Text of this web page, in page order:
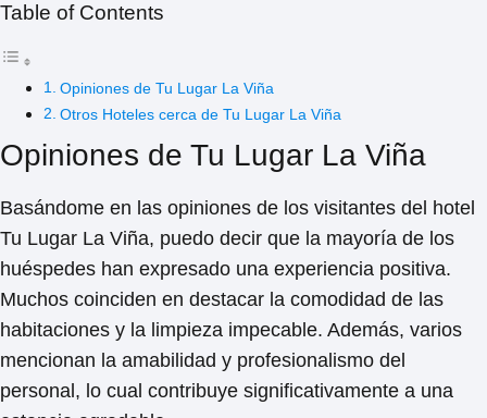
Table of Contents
Opiniones de Tu Lugar La Viña
Otros Hoteles cerca de Tu Lugar La Viña
Opiniones de Tu Lugar La Viña
Basándome en las opiniones de los visitantes del hotel
Tu Lugar La Viña, puedo decir que la mayoría de los
huéspedes han expresado una experiencia positiva.
Muchos coinciden en destacar la comodidad de las
habitaciones y la limpieza impecable. Además, varios
mencionan la amabilidad y profesionalismo del
personal, lo cual contribuye significativamente a una